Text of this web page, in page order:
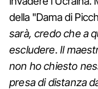
della "Dama di
sarà, credo che a
escludere. Il
non ho chiesto
presa di distanza